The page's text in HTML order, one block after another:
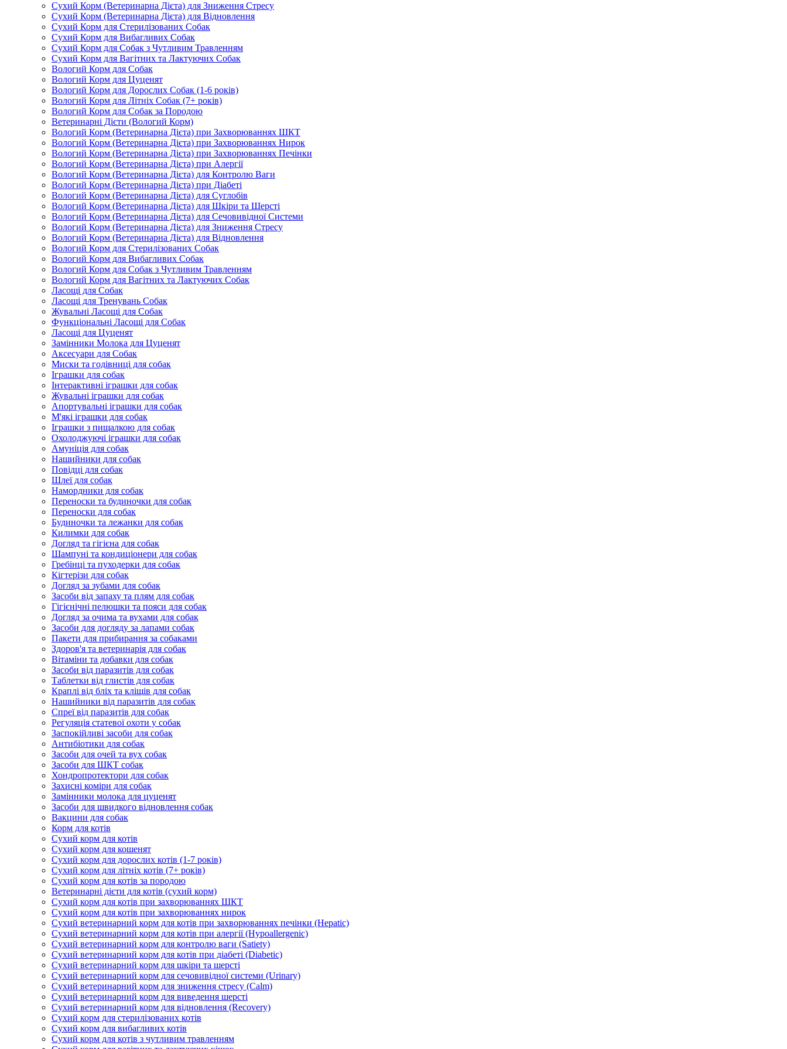
Сухий Корм (Ветеринарна Дієта) для Зниження Стресу
Сухий Корм (Ветеринарна Дієта) для Відновлення
Сухий Корм для Стерилізованих Собак
Сухий Корм для Вибагливих Собак
Сухий Корм для Собак з Чутливим Травленням
Сухий Корм для Вагітних та Лактуючих Собак
Вологий Корм для Собак
Вологий Корм для Цуценят
Вологий Корм для Дорослих Собак (1-6 років)
Вологий Корм для Літніх Собак (7+ років)
Вологий Корм для Собак за Породою
Ветеринарні Дієти (Вологий Корм)
Вологий Корм (Ветеринарна Дієта) при Захворюваннях ШКТ
Вологий Корм (Ветеринарна Дієта) при Захворюваннях Нирок
Вологий Корм (Ветеринарна Дієта) при Захворюваннях Печінки
Вологий Корм (Ветеринарна Дієта) при Алергії
Вологий Корм (Ветеринарна Дієта) для Контролю Ваги
Вологий Корм (Ветеринарна Дієта) при Діабеті
Вологий Корм (Ветеринарна Дієта) для Суглобів
Вологий Корм (Ветеринарна Дієта) для Шкіри та Шерсті
Вологий Корм (Ветеринарна Дієта) для Сечовивідної Системи
Вологий Корм (Ветеринарна Дієта) для Зниження Стресу
Вологий Корм (Ветеринарна Дієта) для Відновлення
Вологий Корм для Стерилізованих Собак
Вологий Корм для Вибагливих Собак
Вологий Корм для Собак з Чутливим Травленням
Вологий Корм для Вагітних та Лактуючих Собак
Ласощі для Собак
Ласощі для Тренувань Собак
Жувальні Ласощі для Собак
Функціональні Ласощі для Собак
Ласощі для Цуценят
Замінники Молока для Цуценят
Аксесуари для Собак
Миски та годівниці для собак
Іграшки для собак
Інтерактивні іграшки для собак
Жувальні іграшки для собак
Апортувальні іграшки для собак
М'які іграшки для собак
Іграшки з пищалкою для собак
Охолоджуючі іграшки для собак
Амуніція для собак
Нашийники для собак
Повідці для собак
Шлеї для собак
Намордники для собак
Переноски та будиночки для собак
Переноски для собак
Будиночки та лежанки для собак
Килимки для собак
Догляд та гігієна для собак
Шампуні та кондиціонери для собак
Гребінці та пуходерки для собак
Кігтерізи для собак
Догляд за зубами для собак
Засоби від запаху та плям для собак
Гігієнічні пелюшки та пояси для собак
Догляд за очима та вухами для собак
Засоби для догляду за лапами собак
Пакети для прибирання за собаками
Здоров'я та ветеринарія для собак
Вітаміни та добавки для собак
Засоби від паразитів для собак
Таблетки від глистів для собак
Краплі від бліх та кліщів для собак
Нашийники від паразитів для собак
Спреї від паразитів для собак
Регуляція статевої охоти у собак
Заспокійливі засоби для собак
Антибіотики для собак
Засоби для очей та вух собак
Засоби для ШКТ собак
Хондропротектори для собак
Захисні коміри для собак
Замінники молока для цуценят
Засоби для швидкого відновлення собак
Вакцини для собак
Корм для котів
Сухий корм для котів
Сухий корм для кошенят
Сухий корм для дорослих котів (1-7 років)
Сухий корм для літніх котів (7+ років)
Сухий корм для котів за породою
Ветеринарні дієти для котів (сухий корм)
Сухий корм для котів при захворюваннях ШКТ
Сухий корм для котів при захворюваннях нирок
Сухий ветеринарний корм для котів при захворюваннях печінки (Hepatic)
Сухий ветеринарний корм для котів при алергії (Hypoallergenic)
Сухий ветеринарний корм для контролю ваги (Satiety)
Сухий ветеринарний корм для котів при діабеті (Diabetic)
Сухий ветеринарний корм для шкіри та шерсті
Сухий ветеринарний корм для сечовивідної системи (Urinary)
Сухий ветеринарний корм для зниження стресу (Calm)
Сухий ветеринарний корм для виведення шерсті
Сухий ветеринарний корм для відновлення (Recovery)
Сухий корм для стерилізованих котів
Сухий корм для вибагливих котів
Сухий корм для котів з чутливим травленням